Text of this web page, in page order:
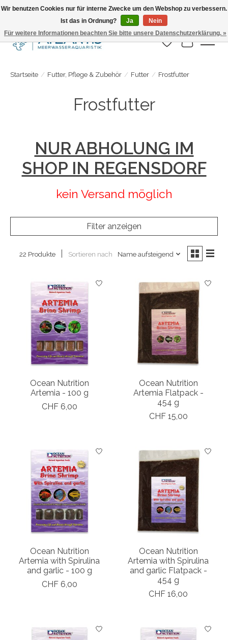
Täglicher Versand. Bestelle bis 15.00 Uhr
Wunschzettel
Ihr
Startseite / Futter, Pflege & Zubehör / Futter / Frostfutter
Frostfutter
NUR ABHOLUNG IM
SHOP IN REGENSDORF
kein Versand möglich
Filter anzeigen
22 Produkte Sortieren nach Name aufsteigend
Ocean Nutrition
Artemia - 100 g
CHF 6,00
Ocean Nutrition
Artemia Flatpack -
454 g
CHF 15,00
Ocean Nutrition
Artemia with Spirulina
and garlic - 100 g
CHF 6,00
Ocean Nutrition
Artemia with Spirulina
and garlic Flatpack -
454 g
CHF 16,00
Wir benutzen Cookies nur für interne Zwecke um den Webshop zu verbessern.
Ist das in Ordnung?
Ja
Nein
Für weitere Informationen beachten Sie bitte unsere Datenschutzerklärung. »